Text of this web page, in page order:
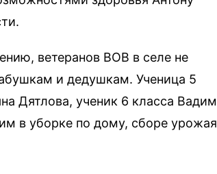
ветеранов ВОВ в селе не
и дедушкам. Ученица 5
Дятлова, ученик 6 класса Вадим
в уборке по дому, сборе урожая